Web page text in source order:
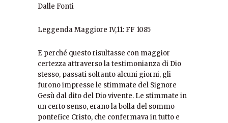
Dalle Fonti
Leggenda Maggiore IV,11: FF 1085
E perché questo risultasse con maggior
certezza attraverso la testimonianza di Dio
stesso, passati soltanto alcuni giorni, gli
furono impresse le stimmate del Signore
Gesù dal dito del Dio vivente. Le stimmate in
un certo senso, erano la bolla del sommo
pontefice Cristo, che confermava in tutto e